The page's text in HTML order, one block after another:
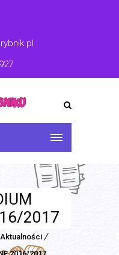
2017
Aktualności